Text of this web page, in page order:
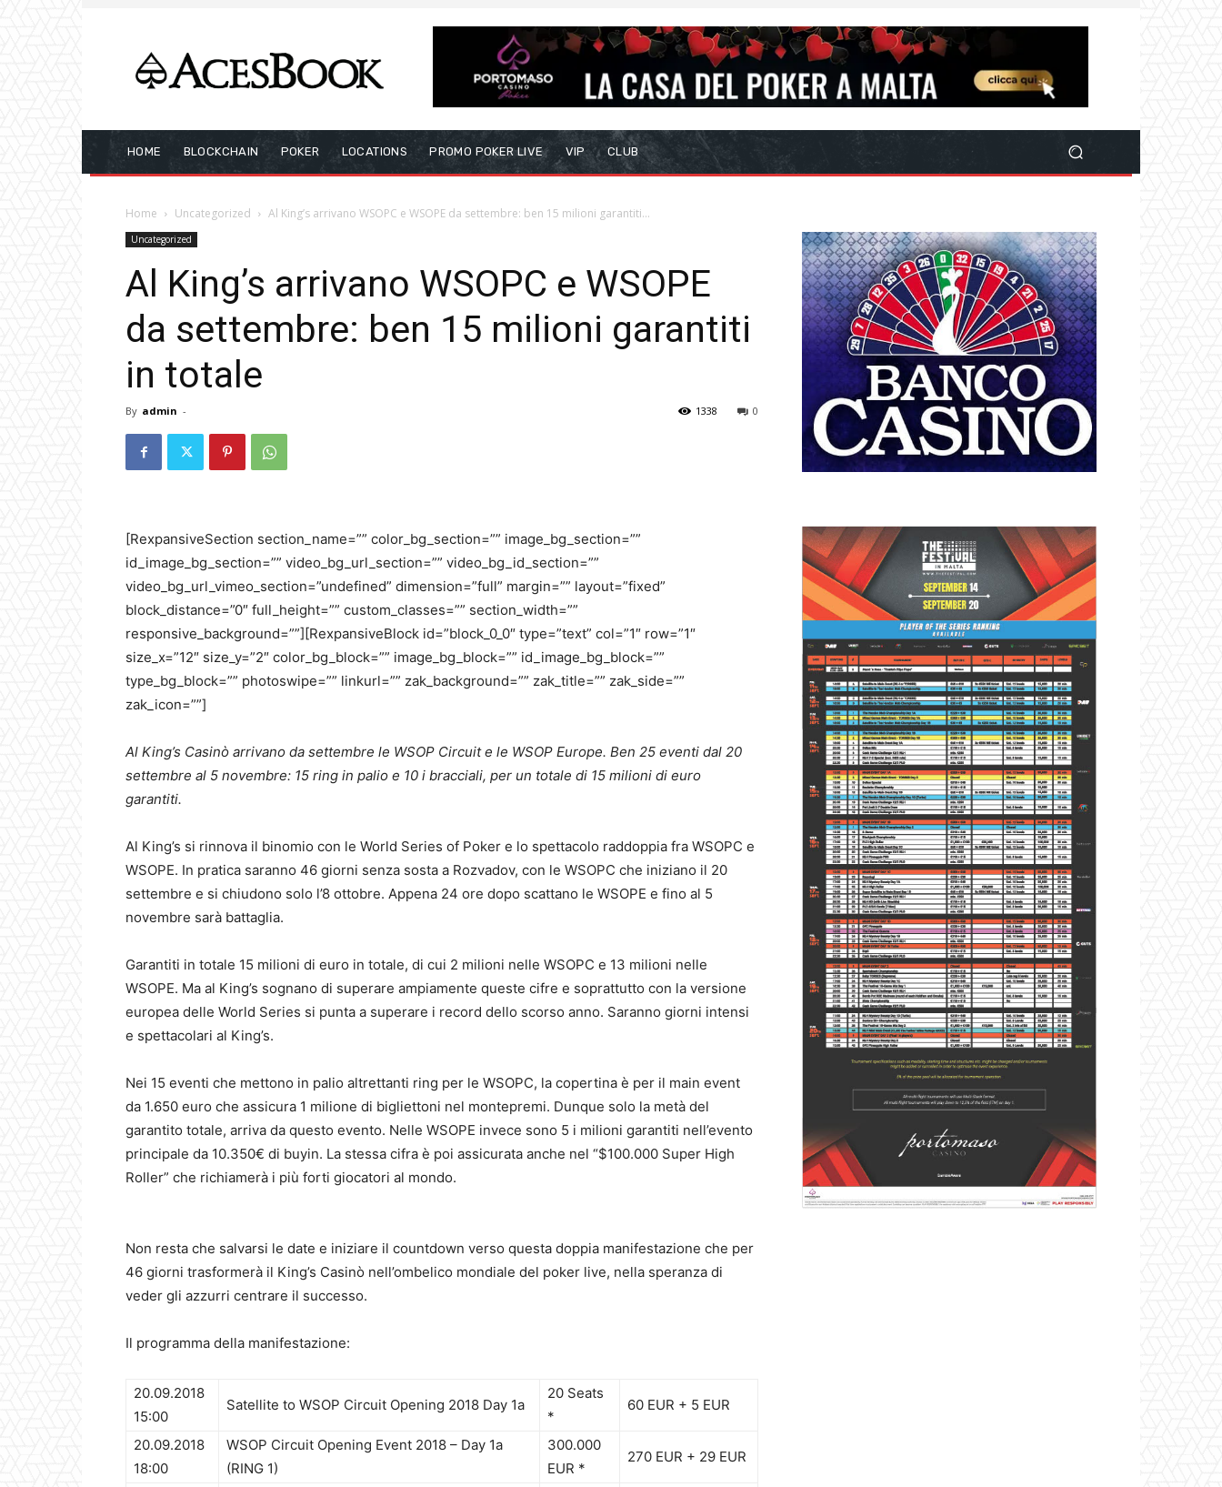
HOME BLOCKCHAIN POKER LOCATIONS PROMO POKER LIVE VIP CLUB
Home Uncategorized Al King’s arrivano WSOPC e WSOPE da settembre: ben 15 milioni garantiti...
Uncategorized
Al King’s arrivano WSOPC e WSOPE
da settembre: ben 15 milioni garantiti
in totale
By admin - 0
1338
[RexpansiveSection section_name=”” color_bg_section=”” image_bg_section=””
id_image_bg_section=”” video_bg_url_section=”” video_bg_id_section=””
video_bg_url_vimeo_section=”undefined” dimension=”full” margin=”” layout=”fixed”
block_distance=”0″ full_height=”” custom_classes=”” section_width=””
responsive_background=””][RexpansiveBlock id=”block_0_0″ type=”text” col=”1″ row=”1″
size_x=”12″ size_y=”2″ color_bg_block=”” image_bg_block=”” id_image_bg_block=””
type_bg_block=”” photoswipe=”” linkurl=”” zak_background=”” zak_title=”” zak_side=””
zak_icon=””]
Al King’s Casinò arrivano da settembre le WSOP Circuit e le WSOP Europe. Ben 25 eventi dal 20
settembre al 5 novembre: 15 ring in palio e 10 i bracciali, per un totale di 15 milioni di euro
garantiti.
Al King’s si rinnova il binomio con le World Series of Poker e lo spettacolo raddoppia fra WSOPC e
WSOPE. In pratica saranno 46 giorni senza sosta a Rozvadov, con le WSOPC che iniziano il 20
settembre e si chiudono solo l’8 ottobre. Appena 24 ore dopo scattano le WSOPE e fino al 5
novembre sarà battaglia.
Garantiti in totale 15 milioni di euro in totale, di cui 2 milioni nelle WSOPC e 13 milioni nelle
WSOPE. Ma al King’s sognano di superare ampiamente queste cifre e soprattutto con la versione
europea delle World Series si punta a superare i record dello scorso anno. Saranno giorni intensi
e spettacolari al King’s.
Nei 15 eventi che mettono in palio altrettanti ring per le WSOPC, la copertina è per il main event
da 1.650 euro che assicura 1 milione di bigliettoni nel montepremi. Dunque solo la metà del
garantito totale, arriva da questo evento. Nelle WSOPE invece sono 5 i milioni garantiti nell’evento
principale da 10.350€ di buyin. La stessa cifra è poi assicurata anche nel “$100.000 Super High
Roller” che richiamerà i più forti giocatori al mondo.
Non resta che salvarsi le date e iniziare il countdown verso questa doppia manifestazione che per
46 giorni trasformerà il King’s Casinò nell’ombelico mondiale del poker live, nella speranza di
veder gli azzurri centrare il successo.
Il programma della manifestazione:
20.09.2018
15:00
Satellite to WSOP Circuit Opening 2018 Day 1a
20 Seats
*
60 EUR + 5 EUR
20.09.2018
18:00
WSOP Circuit Opening Event 2018 – Day 1a
(RING 1)
300.000
EUR *
270 EUR + 29 EUR